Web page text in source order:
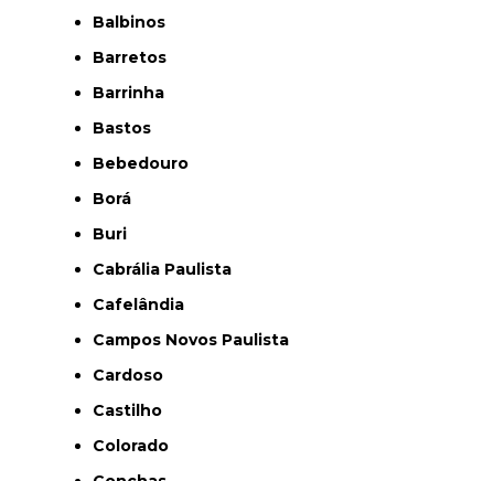
Balbinos
Barretos
Barrinha
Bastos
Bebedouro
Borá
Buri
Cabrália Paulista
Cafelândia
Campos Novos Paulista
Cardoso
Castilho
Colorado